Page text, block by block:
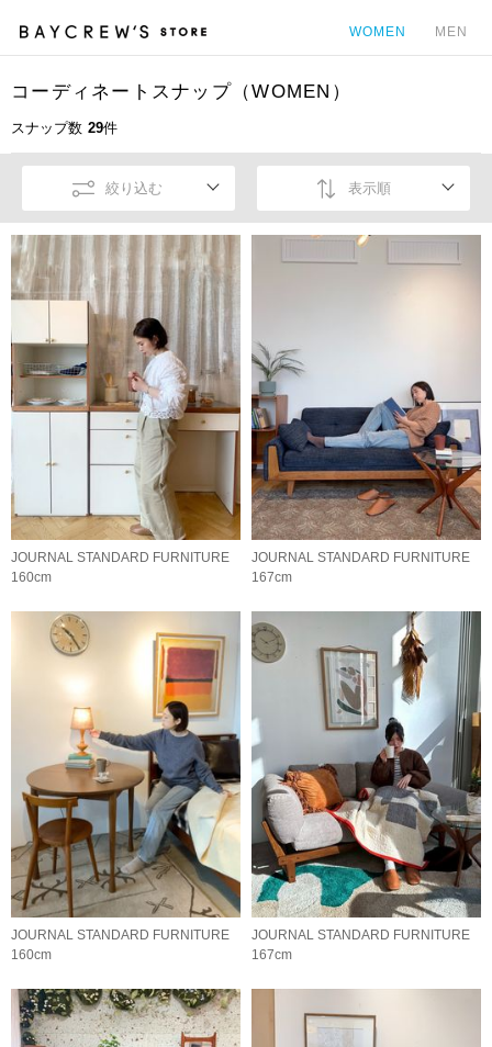
WOMEN MEN
コーディネートスナップ（WOMEN）
スナップ数 29件
絞り込む 表示順
JOURNAL STANDARD FURNITURE
160cm
JOURNAL STANDARD FURNITURE
167cm
JOURNAL STANDARD FURNITURE
160cm
JOURNAL STANDARD FURNITURE
167cm